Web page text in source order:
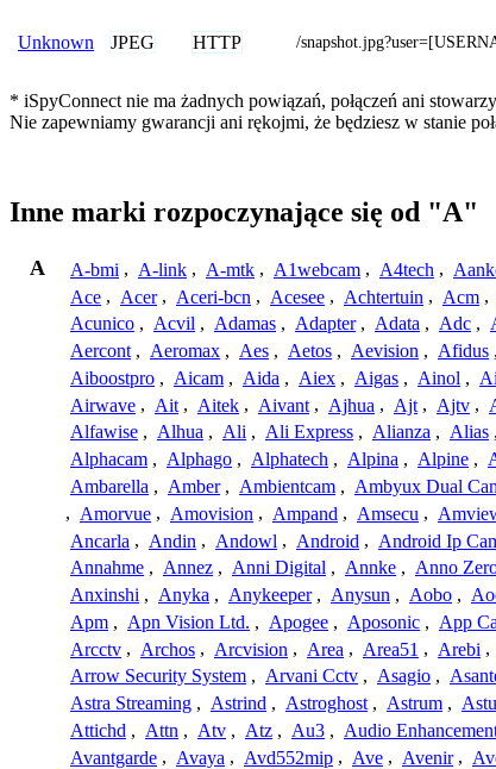
Unknown JPEG HTTP /
* iSpyConnect nie ma żadnych powiązań, połączeń ani
Nie zapewniamy gwarancji ani rękojmi, że będziesz w stanie
Inne marki rozpoczynające się od "A"
A A-bmi , A-link , A-mtk , A1webcam , A4tech ,
Ace , Acer , Aceri-bcn , Acesee , Achtertuin , Acm ,
Acunico , Acvil , Adamas , Adapter , Adata , Adc ,
Aercont , Aeromax , Aes , Aetos , Aevision , Afidus ,
Aiboostpro , Aicam , Aida , Aiex , Aigas , Ainol ,
Airwave , Ait , Aitek , Aivant , Ajhua , Ajt , Ajtv ,
Alfawise , Alhua , Ali , Ali Express , Alianza , Alias ,
Alphacam , Alphago , Alphatech , Alpina , Alpine ,
Ambarella , Amber , Ambientcam , Ambyux Dual
, Amorvue , Amovision , Ampand , Amsecu ,
Ancarla , Andin , Andowl , Android , Android Ip
Annahme , Annez , Anni Digital , Annke , Anno
Anxinshi , Anyka , Anykeeper , Anysun , Aobo ,
Apm , Apn Vision Ltd. , Apogee , Aposonic , App
Arcctv , Archos , Arcvision , Area , Area51 , Arebi ,
Arrow Security System , Arvani Cctv , Asagio ,
Astra Streaming , Astrind , Astroghost , Astrum ,
Attichd , Attn , Atv , Atz , Au3 , Audio
Avantgarde , Avaya , Avd552mip , Ave , Avenir ,